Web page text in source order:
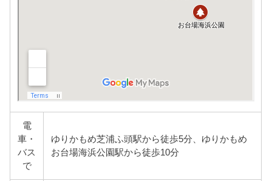
電
車・
バス
で
ゆりかもめ芝浦ふ頭駅から徒歩5分、ゆりかもめ
お台場海浜公園駅から徒歩10分